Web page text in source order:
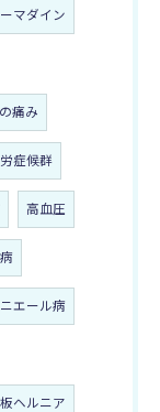
マダイン
痛み
症候群
高血圧
エール病
ヘルニア